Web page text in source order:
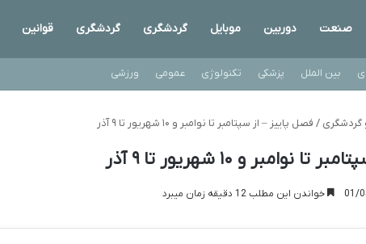
صنعت دوربین موبایل گردشگری گردشگری قوانین
بین الملل پزشکی تکنولوژی عمومی ورزشی
گردشگری / فصل پاییز – از سپتامبر تا نوامبر و ۱۰ شهریور تا ۹ آذر
و ۱۰ شهریور تا ۹ آذر
خواندن این مطلب 12 دقیقه زمان میبرد